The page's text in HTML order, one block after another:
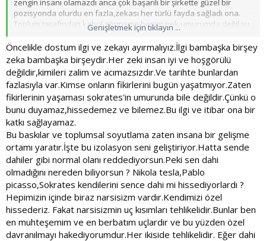
pozisyonda olurdu en fazla,zekası her türlü fayda sağladı ona.
Toplum tarafından kabul görmeme benim pek umurumda değil şu
an ben soyutluyorum kendimi,sabah akşam futbol muhabbeti
veya onun bunun arkasından konuşan hayatında bir şey
başaramayacak kölelerle arkadaş olacağıma hiç arkadaşım
olmasın daha iyi.
Dahi olmadığım halde ben de baskı altına giriyorum,dahi olsaydım
da pek bir şey değişmezdi zaten
Ayrıca zekanın doğuştan yetenek olduğunu tabii ki de söylemek
istemedim olduğu yerde oturan insan zaten başarısız olur 300 IQ
olsa bile
Sadece ne kadar çalışırsak çalışalım bizimle aynı derecede çalışıp
bizden o konuda daha zeki olan bir kişi bizi her türlü geçer.
Bir arkadaşımdan örnek vermek istiyorum,bu arkadaş çok
kolay kavrayabiliyor aşşırı zeki çocuk ama sabah akşam
telefonda vakit öldürüyor şimdi bu çocuk benim çalıştığımın
yarısını çalışsa benden 2 kat daha iyi sonuç çıkartır,şimdilerde o
çocuğu çizime başlamasına yardım ediyorum çocuk kısa sürede
baya ilerledi çizim konusunda,1-1,5 yıl daha çizse benden daha
iyi sonuç çıkartacak​
Yani zekayı iradeyle birleştirirsen manyak güzel sonuçlar
çıkartırsın bir tanesi eksikse geriye düşüyorsun bu hayatta
Genişletmek için tıklayın ...
Öncelikle dostum ilgi ve zekayı ayırmalıyız.İlgi bambaşka birşey
zeka bambaşka birşeydir.Her zeki insan iyi ve hoşgörülü
değildir,kimileri zalim ve acımazsızdır.Ve tarihte bunlardan
fazlasıyla var.Kimse onların fikirlerini bugün yaşatmıyor.Zaten
fikirlerinin yaşaması sokrates'in umurunda bile değildir.Çünkü o
bunu duyamaz,hissedemez ve bilemez.Bu ilgi ve itibar ona bir
katkı sağlayamaz.
Bu baskılar ve toplumsal soyutlama zaten insana bir gelişme
ortamı yaratır.İşte bu izolasyon seni geliştiriyor.Hatta sende
dahiler gibi normal olanı reddediyorsun.Peki sen dahi
olmadığını nereden biliyorsun ? Nikola tesla,Pablo
picasso,Sokrates kendilerini sence dahi mi hissediyorlardı ?
Hepimizin içinde biraz narsisizm vardır.Kendimizi özel
hissederiz. Fakat narsisizmin uç kısımları tehlikelidir.Bunlar ben
en muhteşemim ve en berbatım uçlardır ve bu yüzden özel
davranılmayı hakediyorumdur.Her ikiside tehlikelidir. Eğer dahi